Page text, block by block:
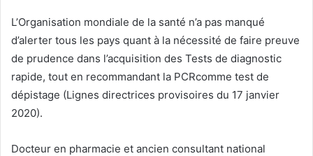
L’Organisation mondiale de la santé n’a pas manqué
d’alerter tous les pays quant à la nécessité de faire preuve
de prudence dans l’acquisition des Tests de diagnostic
rapide, tout en recommandant la PCRcomme test de
dépistage (Lignes directrices provisoires du 17 janvier
2020).
Docteur en pharmacie et ancien consultant national